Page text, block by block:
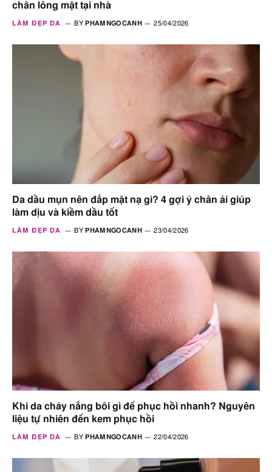
chân lông mặt tại nhà
LÀM ĐẸP DA BY PHAMNGOCANH 25/04/2026
Da dầu mụn nên đắp mặt nạ gì? 4 gợi ý chân ái giúp
làm dịu và kiềm dầu tốt
LÀM ĐẸP DA BY PHAMNGOCANH 23/04/2026
Khi da cháy nắng bôi gì để phục hồi nhanh? Nguyên
liệu tự nhiên đến kem phục hồi
LÀM ĐẸP DA BY PHAMNGOCANH 22/04/2026